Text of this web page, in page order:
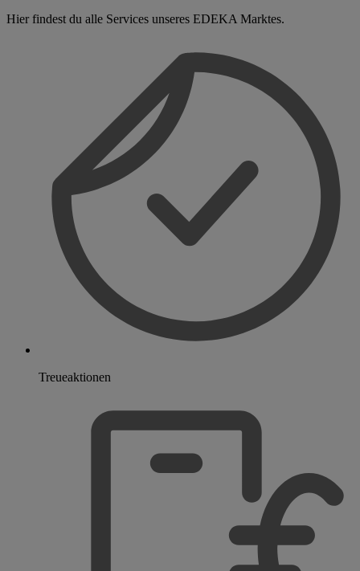
Hier findest du alle Services unseres EDEKA Marktes.
Treueaktionen